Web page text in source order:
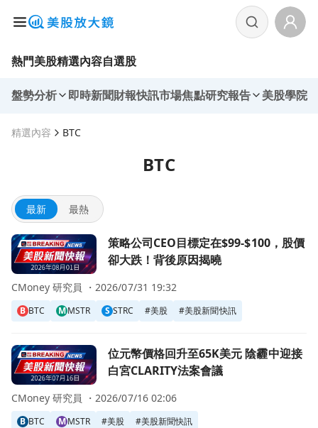
熱門美股精選內容自選股
盤勢分析 即時新聞財報快訊市場焦點研究報告 美股學院
精選內容 BTC
BTC
最新 最熱
前往策略公司CEO目標定在$99-$100，股價卻大跌！背後原
策略公司CEO目標定在$99-$100，股價
卻大跌！背後原因揭曉
B BTC M MSTR S STRC #美股 #美股新聞快訊
CMoney 研究員 ・2026/07/31 19:32
前往位元幣價格回升至65K美元 陰霾中迎接白宮CLARITY法
位元幣價格回升至65K美元 陰霾中迎接
白宮CLARITY法案會議
B BTC M MSTR #美股 #美股新聞快訊
CMoney 研究員 ・2026/07/16 02:06